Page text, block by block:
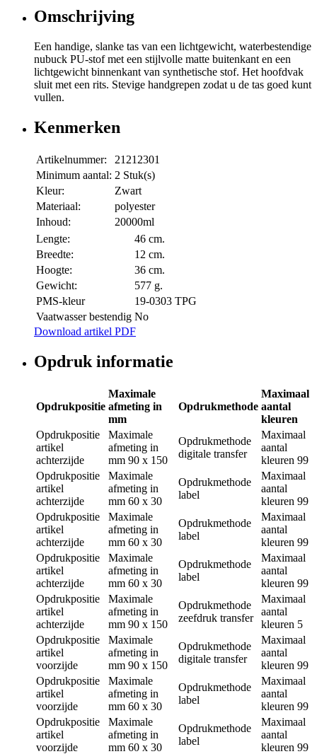
Omschrijving
Een handige, slanke tas van een lichtgewicht, waterbestendige
nubuck PU-stof met een stijlvolle matte buitenkant en een
lichtgewicht binnenkant van synthetische stof. Het hoofdvak
sluit met een rits. Stevige handgrepen zodat u de tas goed kunt
vullen.
Kenmerken
Artikelnummer:
21212301
Minimum aantal: 2 Stuk(s)
Kleur:
Zwart
Materiaal:
polyester
Inhoud:
20000ml
Lengte:
46 cm.
Breedte:
12 cm.
Hoogte:
36 cm.
Gewicht:
577 g.
PMS-kleur
19-0303 TPG
Vaatwasser bestendig No
Download artikel PDF
Opdruk informatie
Opdrukpositie
Maximale
afmeting in
mm
Opdrukmethode
Maximaal
aantal
kleuren
Opdrukpositie
artikel
achterzijde
Maximale
afmeting in
mm 90 x 150
Opdrukmethode
digitale transfer
Maximaal
aantal
kleuren 99
Opdrukpositie
artikel
achterzijde
Maximale
afmeting in
mm 60 x 30
Opdrukmethode
label
Maximaal
aantal
kleuren 99
Opdrukpositie
artikel
achterzijde
Maximale
afmeting in
mm 60 x 30
Opdrukmethode
label
Maximaal
aantal
kleuren 99
Opdrukpositie
artikel
achterzijde
Maximale
afmeting in
mm 60 x 30
Opdrukmethode
label
Maximaal
aantal
kleuren 99
Opdrukpositie
artikel
achterzijde
Maximale
afmeting in
mm 90 x 150
Opdrukmethode
zeefdruk transfer
Maximaal
aantal
kleuren 5
Opdrukpositie
artikel
voorzijde
Maximale
afmeting in
mm 90 x 150
Opdrukmethode
digitale transfer
Maximaal
aantal
kleuren 99
Opdrukpositie
artikel
voorzijde
Maximale
afmeting in
mm 60 x 30
Opdrukmethode
label
Maximaal
aantal
kleuren 99
Opdrukpositie
artikel
voorzijde
Maximale
afmeting in
mm 60 x 30
Opdrukmethode
label
Maximaal
aantal
kleuren 99